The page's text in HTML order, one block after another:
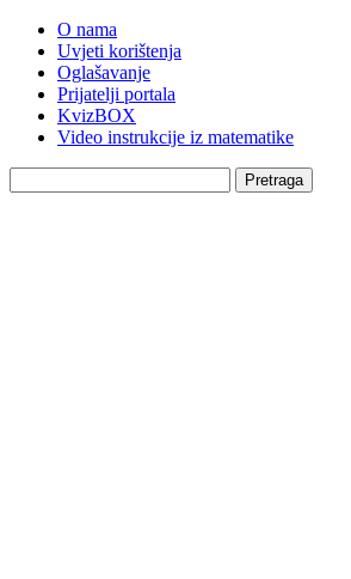
O nama
Uvjeti korištenja
Oglašavanje
Prijatelji portala
KvizBOX
Video instrukcije iz matematike
Pretraga